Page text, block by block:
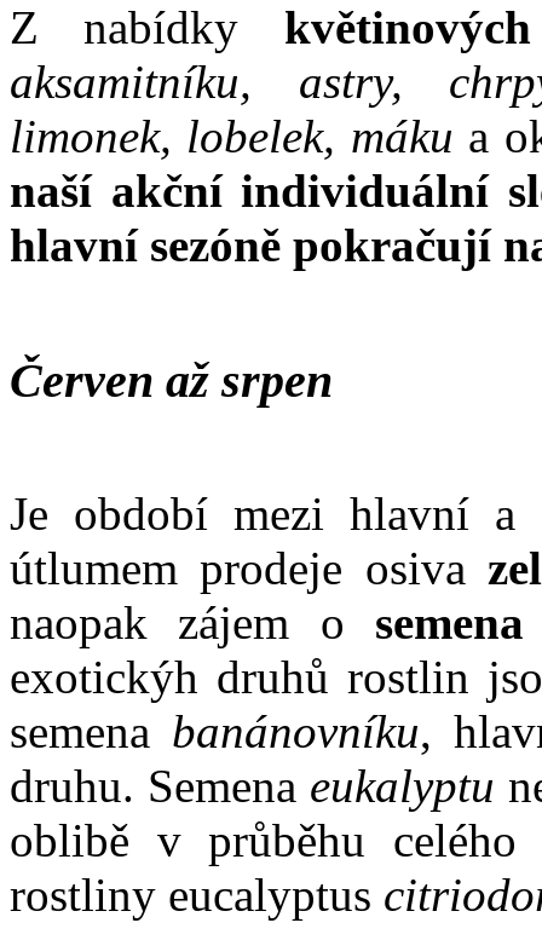
Z nabídky
aksamitníku, astry,
limonek, lobelek, máku a
naší akční individuální
hlavní sezóně pokračují
Červen až srpen
Je období mezi hlavní a
útlumem prodeje osiva
naopak zájem o
exotickýh druhů rostlin
semena banánovníku,
druhu. Semena eukalyptu
oblibě v průběhu
rostliny eucalyptus